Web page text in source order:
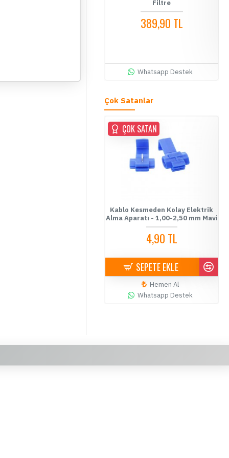
Filtre
389,90 TL
Whatsapp Destek
Çok Satanlar
ÇOK SATAN
Kablo Kesmeden Kolay Elektrik
Alma Aparatı - 1,00-2,50 mm Mavi
4,90 TL
SEPETE EKLE
Hemen Al
Whatsapp Destek